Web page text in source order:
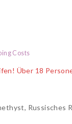
Costs
in den letzten
Über 18
Russisches